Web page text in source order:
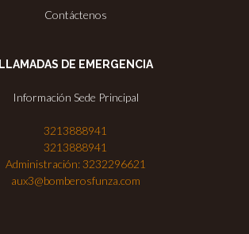
Contáctenos
LLAMADAS DE EMERGENCIA
Información Sede Principal
3213888941
3213888941
Administración: 3232296621
aux3@bomberosfunza.com